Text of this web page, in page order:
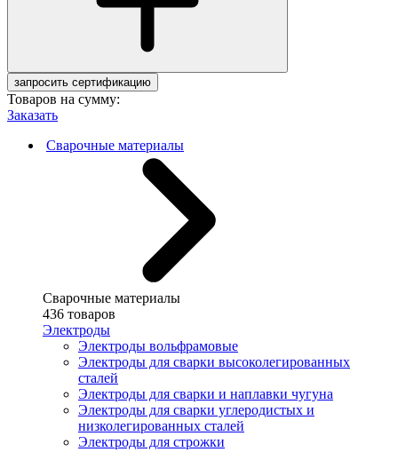
запросить сертификацию
Товаров на сумму:
Заказать
Сварочные материалы
Сварочные материалы
436 товаров
Электроды
Электроды вольфрамовые
Электроды для сварки высоколегированных
сталей
Электроды для сварки и наплавки чугуна
Электроды для сварки углеродистых и
низколегированных сталей
Электроды для строжки